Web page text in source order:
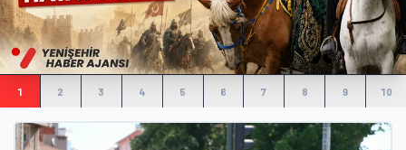
1 2 3 4 5 6 7 8 9 10
Haberler